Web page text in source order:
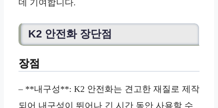
데 기여합니다.
K2 안전화 장단점
장점
– **내구성**: K2 안전화는 견고한 재질로 제작
되어 내구성이 뛰어나 긴 시간 동안 사용할 수